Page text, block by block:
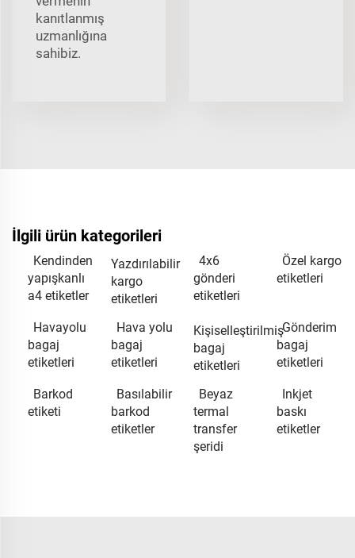
kanıtlanmış
uzmanlığına
sahibiz.
İlgili ürün kategorileri
Kendinden
yapışkanlı
a4 etiketler
Yazdırılabilir
kargo
etiketleri
4x6
gönderi
etiketleri
Özel kargo
etiketleri
Havayolu
bagaj
etiketleri
Hava yolu
bagaj
etiketleri
Kişiselleştirilmiş
bagaj
etiketleri
Gönderim
bagaj
etiketleri
Barkod
etiketi
Basılabilir
barkod
etiketler
Beyaz
termal
transfer
şeridi
Inkjet
baskı
etiketler